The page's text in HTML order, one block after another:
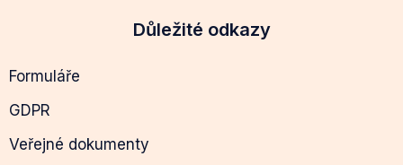
Důležité odkazy
Formuláře
GDPR
Veřejné dokumenty